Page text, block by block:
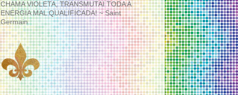
CHAMA VIOLETA, TRANSMUTAI TODA A
ENERGIA MAL QUALIFICADA! ~ Saint
Germain